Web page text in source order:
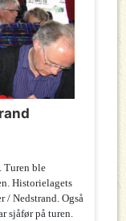
Turen ble
Historielagets
Nedstrand. Også
sjåfør på turen.